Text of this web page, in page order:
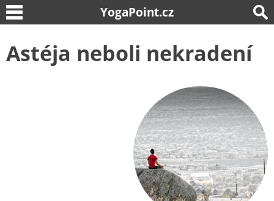
YogaPoint.cz
Astéja neboli nekradení